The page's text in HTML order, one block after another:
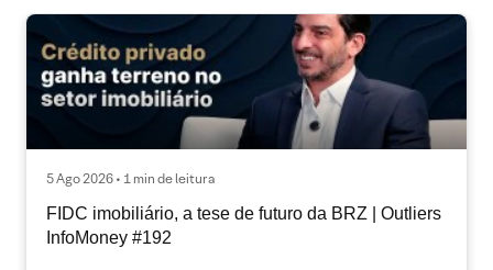
5 Ago 2026 • 1 min de leitura
FIDC imobiliário, a tese de futuro da BRZ | Outliers
InfoMoney #192